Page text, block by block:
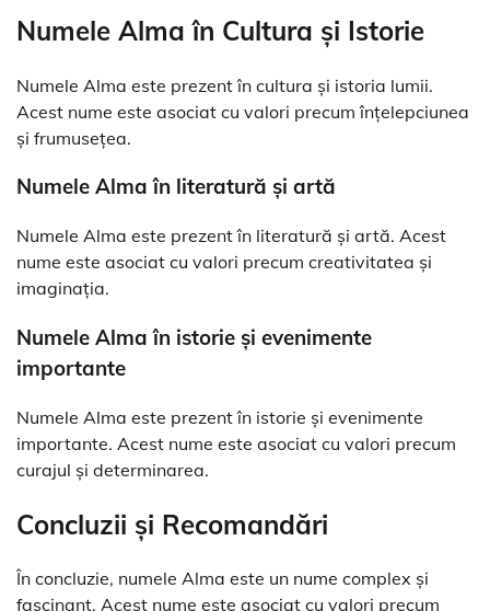
Numele Alma în Cultura și Istorie
Numele Alma este prezent în cultura și istoria lumii.
Acest nume este asociat cu valori precum înțelepciunea
și frumusețea.
Numele Alma în literatură și artă
Numele Alma este prezent în literatură și artă. Acest
nume este asociat cu valori precum creativitatea și
imaginația.
Numele Alma în istorie și evenimente
importante
Numele Alma este prezent în istorie și evenimente
importante. Acest nume este asociat cu valori precum
curajul și determinarea.
Concluzii și Recomandări
În concluzie, numele Alma este un nume complex și
fascinant. Acest nume este asociat cu valori precum